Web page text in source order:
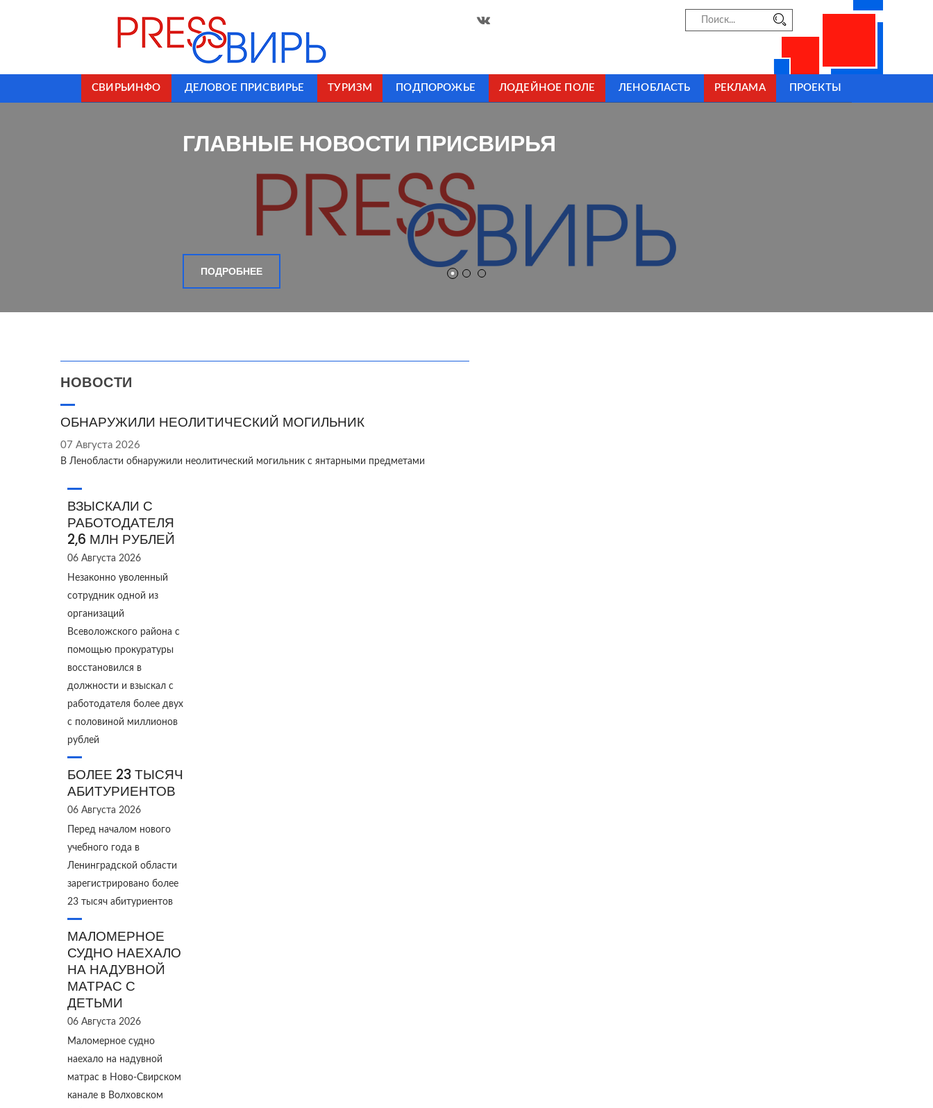
СВИРЬИНФО ДЕЛОВОЕ ПРИСВИРЬЕ ТУРИЗМ ПОДПОРОЖЬЕ ЛОДЕЙНОЕ ПОЛЕ ЛЕНОБЛАСТЬ РЕКЛАМА ПРОЕКТЫ
ПОДРОБНЕЕ
НОВОСТИ
ОБНАРУЖИЛИ НЕОЛИТИЧЕСКИЙ МОГИЛЬНИК
07 Августа 2026
В Ленобласти обнаружили неолитический могильник с янтарными предметами
ВЗЫСКАЛИ С
РАБОТОДАТЕЛЯ
2,6 МЛН РУБЛЕЙ
06 Августа 2026
Незаконно уволенный
сотрудник одной из
организаций
Всеволожского района с
помощью прокуратуры
восстановился в
должности и взыскал с
работодателя более двух
с половиной миллионов
рублей
БОЛЕЕ 23 ТЫСЯЧ
АБИТУРИЕНТОВ
06 Августа 2026
Перед началом нового
учебного года в
Ленинградской области
зарегистрировано более
23 тысяч абитуриентов
МАЛОМЕРНОЕ
СУДНО НАЕХАЛО
НА НАДУВНОЙ
МАТРАС С
ДЕТЬМИ
06 Августа 2026
Маломерное судно
наехало на надувной
матрас в Ново‑Свирском
канале в Волховском